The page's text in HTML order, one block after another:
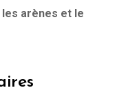
les arènes et le